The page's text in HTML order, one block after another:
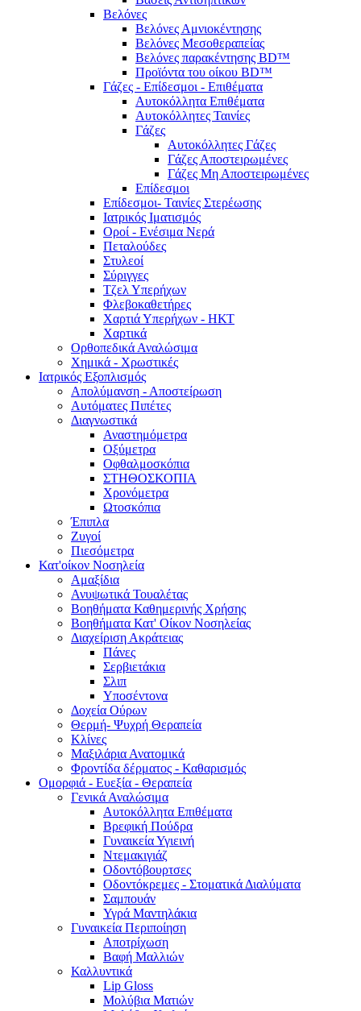
Βελόνες
Βελόνες Αμνιοκέντησης
Βελόνες Μεσοθεραπείας
Βελόνες παρακέντησης BD™
Προϊόντα του οίκου BD™
Γάζες - Επίδεσμοι - Επιθέματα
Αυτοκόλλητα Επιθέματα
Αυτοκόλλητες Ταινίες
Γάζες
Αυτοκόλλητες Γάζες
Γάζες Αποστειρωμένες
Γάζες Μη Αποστειρωμένες
Επίδεσμοι
Επίδεσμοι- Ταινίες Στερέωσης
Ιατρικός Ιματισμός
Οροί - Ενέσιμα Νερά
Πεταλούδες
Στυλεοί
Σύριγγες
Τζελ Υπερήχων
Φλεβοκαθετήρες
Χαρτιά Υπερήχων - ΗΚΤ
Χαρτικά
Ορθοπεδικά Αναλώσιμα
Χημικά - Χρωστικές
Ιατρικός Εξοπλισμός
Απολύμανση - Αποστείρωση
Αυτόματες Πιπέτες
Διαγνωστικά
Αναστημόμετρα
Οξύμετρα
Οφθαλμοσκόπια
ΣΤΗΘΟΣΚΟΠΙΑ
Χρονόμετρα
Ωτοσκόπια
Έπιπλα
Ζυγοί
Πιεσόμετρα
Κατ'οίκον Νοσηλεία
Αμαξίδια
Ανυψωτικά Τουαλέτας
Βοηθήματα Καθημερινής Χρήσης
Βοηθήματα Κατ' Οίκον Νοσηλείας
Διαχείριση Ακράτειας
Πάνες
Σερβιετάκια
Σλιπ
Υποσέντονα
Δοχεία Ούρων
Θερμή- Ψυχρή Θεραπεία
Κλίνες
Μαξιλάρια Ανατομικά
Φροντίδα δέρματος - Καθαρισμός
Ομορφιά - Ευεξία - Θεραπεία
Γενικά Αναλώσιμα
Αυτοκόλλητα Επιθέματα
Βρεφική Πούδρα
Γυναικεία Υγιεινή
Ντεμακιγιάζ
Οδοντόβουρτσες
Οδοντόκρεμες - Στοματικά Διαλύματα
Σαμπουάν
Υγρά Μαντηλάκια
Γυναικεία Περιποίηση
Αποτρίχωση
Βαφή Μαλλιών
Καλλυντικά
Lip Gloss
Μολύβια Ματιών